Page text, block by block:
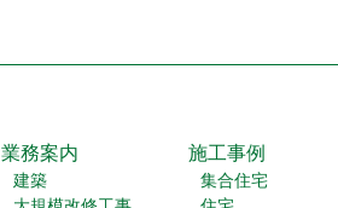
業務案内
建築
施工事例
集合住宅